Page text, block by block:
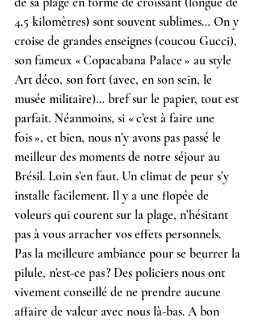
4,5 kilomètres) sont souvent sublimes… On y
croise de grandes enseignes (coucou Gucci),
son fameux « Copacabana Palace » au style
Art déco, son fort (avec, en son sein, le
musée militaire)… bref sur le papier, tout est
parfait. Néanmoins, si « c’est à faire une
fois », et bien, nous n’y avons pas passé le
meilleur des moments de notre séjour au
Brésil. Loin s’en faut. Un climat de peur s’y
installe facilement. Il y a une flopée de
voleurs qui courent sur la plage, n’hésitant
pas à vous arracher vos effets personnels.
Pas la meilleure ambiance pour se beurrer la
pilule, n'est-ce pas ? Des policiers nous ont
vivement conseillé de ne prendre aucune
affaire de valeur avec nous là-bas. A bon